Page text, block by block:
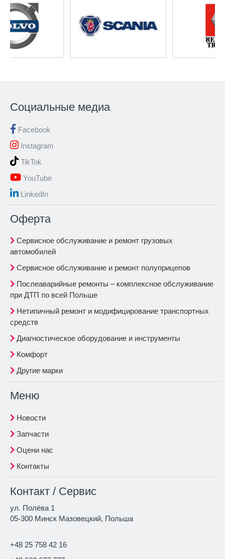
Социальные медиа
Facebook
Instagram
TikTok
YouTube
LinkedIn
Oферта
Сервисное обслуживание и ремонт грузовых
автомобилей
Сервисное обслуживание и ремонт полуприцепов
Послеаварийные ремонты – комплексное обслуживание
при ДТП по всей Польше
Нетипичный ремонт и модифицирование транспортных
средств
Диагностическое оборудование и инструменты
Комфорт
Другие марки
Меню
Новости
Запчасти
Оцени нас
Контакты
Контакт / Сервис
ул. Полёва 1
05-300 Минск Мазовецкий, Польша
+48 25 758 42 16